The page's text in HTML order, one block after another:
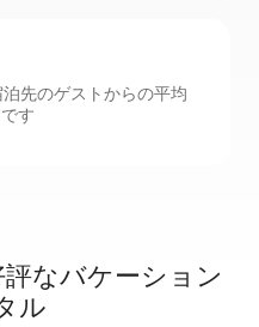
先のゲストからの平均
す
なバケーション
ル